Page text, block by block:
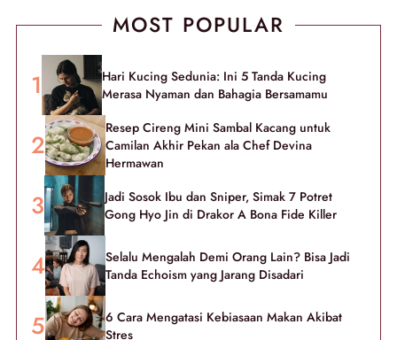
MOST POPULAR
Hari Kucing Sedunia: Ini 5 Tanda Kucing
Merasa Nyaman dan Bahagia Bersamamu
Resep Cireng Mini Sambal Kacang untuk
Camilan Akhir Pekan ala Chef Devina
Hermawan
Jadi Sosok Ibu dan Sniper, Simak 7 Potret
Gong Hyo Jin di Drakor A Bona Fide Killer
Selalu Mengalah Demi Orang Lain? Bisa Jadi
Tanda Echoism yang Jarang Disadari
6 Cara Mengatasi Kebiasaan Makan Akibat
Stres